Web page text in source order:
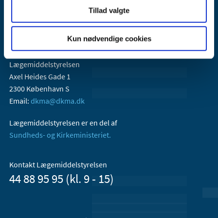
Tillad valgte
Kun nødvendige cookies
Lægemiddelstyrelsen
Axel Heides Gade 1
2300 København S
Email: dkma@dkma.dk
Lægemiddelstyrelsen er en del af
Sundheds- og Kirkeministeriet.
Kontakt Lægemiddelstyrelsen
44 88 95 95 (kl. 9 - 15)